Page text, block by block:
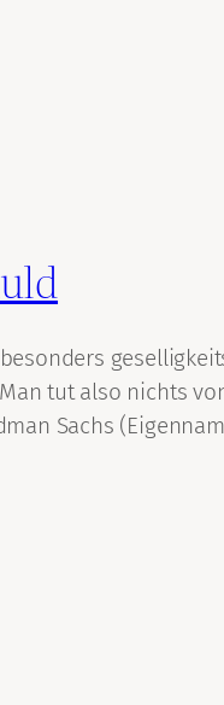
tut also nichts
Sachs